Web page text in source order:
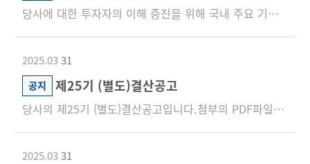
당사에 대한 투자자의 이해 증진을 위해 국내 주요 기관투자자를 대상으로 개최되는 창원지역합동 기업설명회(IR)에 참...
2025.0331
공지 제25기 (별도)결산공고
당사의 제25기 (별도)결산공고입니다.첨부의 PDF파일을 참조하시기 바랍니다.
2025.0331